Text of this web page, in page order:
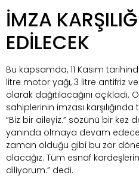
İMZA
EDİLECEK
Bu kapsamda, 11 Kasım
litre motor yağı, 3 litre antifriz
olarak dağıtılacağını
sahiplerinin imzası
“Biz bir aileyiz.” sözünü bir kez
yanında olmaya devam
zaman olduğu gibi bu zor
olacağız. Tüm esnaf
diliyorum.” dedi.